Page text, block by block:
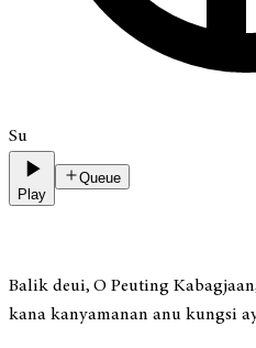
Su
Play
Queue
Balik deui, O Peuting
kana kanyamanan anu kungsi